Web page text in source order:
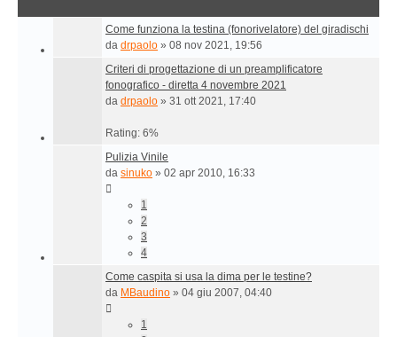
Come funziona la testina (fonorivelatore) del giradischi
da drpaolo » 08 nov 2021, 19:56
Criteri di progettazione di un preamplificatore
fonografico - diretta 4 novembre 2021
da drpaolo » 31 ott 2021, 17:40
Rating: 6%
Pulizia Vinile
da sinuko » 02 apr 2010, 16:33
1
2
3
4
Come caspita si usa la dima per le testine?
da MBaudino » 04 giu 2007, 04:40
1